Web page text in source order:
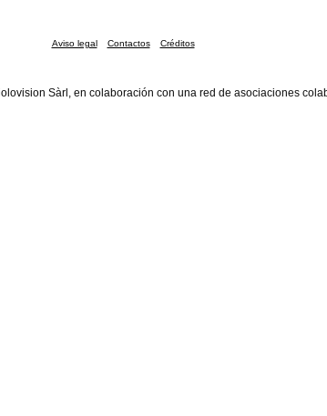
Aviso legal Contactos Créditos
Sàrl, en colaboración con una red de asociaciones